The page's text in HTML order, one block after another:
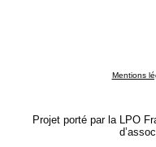
Mentions
Projet porté par la LPO